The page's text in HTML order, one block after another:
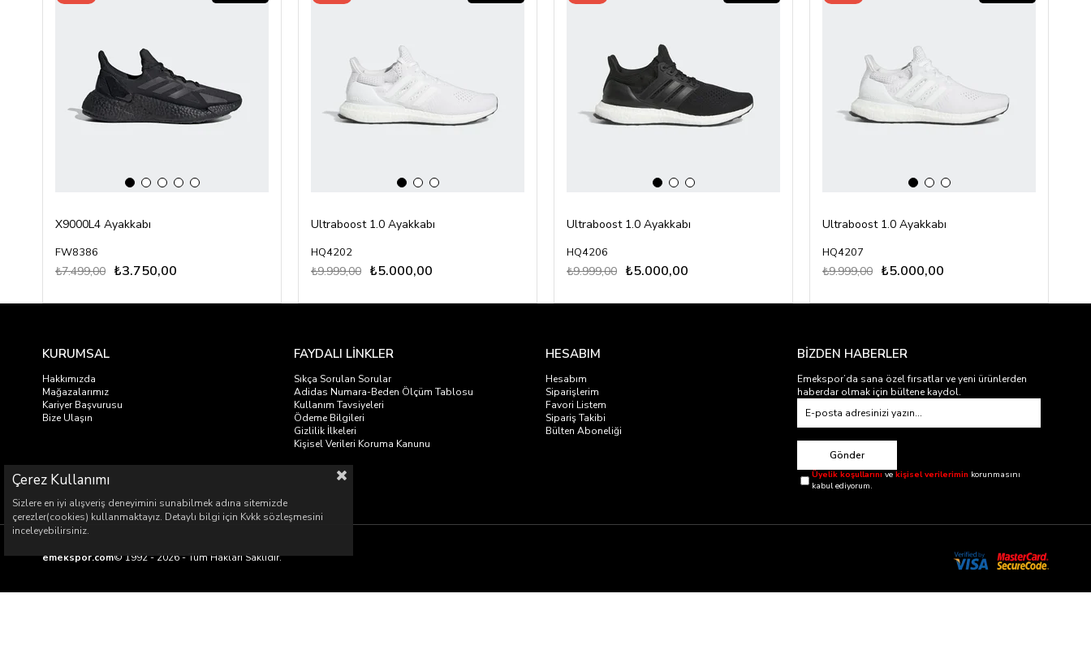
X9000L4 Ayakkabı
FW8386
₺3.750,00
₺7.499,00
Ultraboost 1.0 Ayakkabı
HQ4202
₺5.000,00
₺9.999,00
Ultraboost 1.0 Ayakkabı
HQ4206
₺5.000,00
₺9.999,00
Ultraboost 1.0 Ayakkabı
HQ4207
₺5.000,00
₺9.999,00
KURUMSAL
Hakkımızda
Mağazalarımız
Kariyer Başvurusu
Bize Ulaşın
FAYDALI LİNKLER
Sıkça Sorulan Sorular
Adidas Numara-Beden Ölçüm Tablosu
Kullanım Tavsiyeleri
Ödeme Bilgileri
Gizlilik İlkeleri
Kişisel Verileri Koruma Kanunu
HESABIM
Hesabım
Siparişlerim
Favori Listem
Sipariş Takibi
Bülten Aboneliği
BİZDEN HABERLER
Emekspor’da sana özel fırsatlar ve yeni ürünlerden
haberdar olmak için bültene kaydol.
Gönder
Üyelik koşullarını ve kişisel verilerimin korunmasını
kabul ediyorum.
emekspor.com© 1992 - 2026 - Tüm Hakları Saklıdır.
Çerez Kullanımı
Sizlere en iyi alışveriş deneyimini sunabilmek adına sitemizde
çerezler(cookies) kullanmaktayız. Detaylı bilgi için Kvkk sözleşmesini
inceleyebilirsiniz.